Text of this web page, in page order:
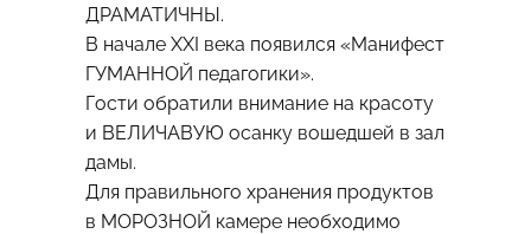
ДРАМАТИЧНЫ.
В начале ХХI века появился «Манифест
ГУМАННОЙ педагогики».
Гости обратили внимание на красоту
и ВЕЛИЧАВУЮ осанку вошедшей в зал
дамы.
Для правильного хранения продуктов
в МОРОЗНОЙ камере необходимо